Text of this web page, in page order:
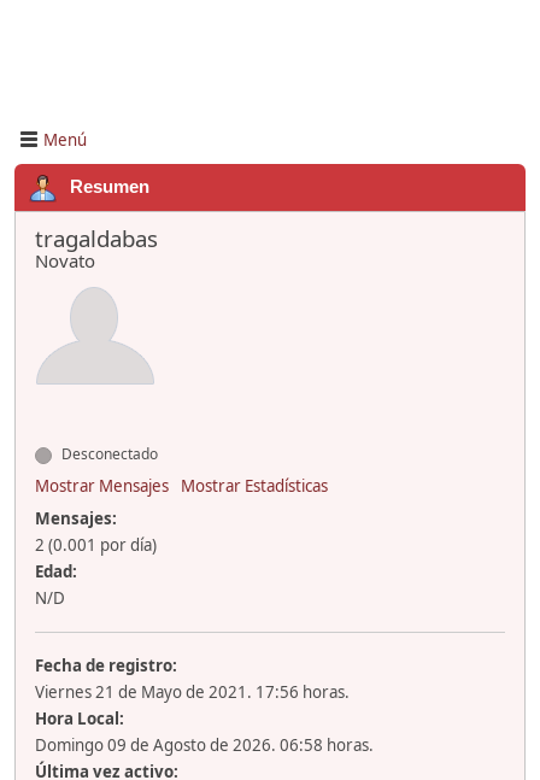
Menú
Resumen
tragaldabas
Novato
Desconectado
Mostrar Mensajes
Mostrar Estadísticas
Mensajes:
2 (0.001 por día)
Edad:
N/D
Fecha de registro:
Viernes 21 de Mayo de 2021. 17:56 horas.
Hora Local:
Domingo 09 de Agosto de 2026. 06:58 horas.
Última vez activo: